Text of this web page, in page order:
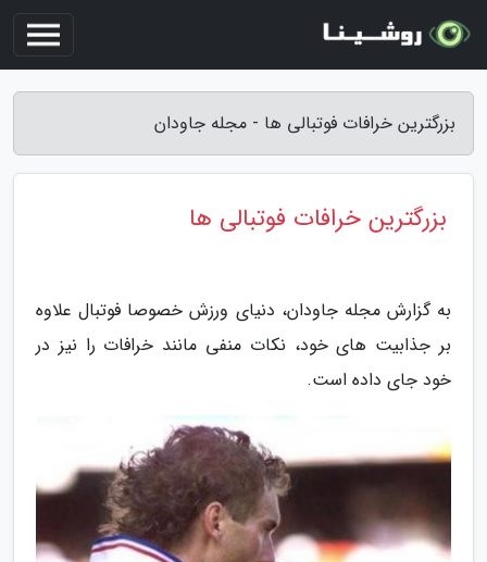
بزرگترین خرافات فوتبالی ها - مجله جاودان
بزرگترین خرافات فوتبالی ها
به گزارش مجله جاودان، دنیای ورزش خصوصا فوتبال علاوه
بر جذابیت های خود، نکات منفی مانند خرافات را نیز در
خود جای داده است.